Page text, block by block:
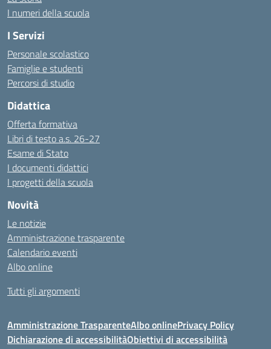
I numeri della scuola
I Servizi
Personale scolastico
Famiglie e studenti
Percorsi di studio
Didattica
Offerta formativa
Libri di testo a.s. 26-27
Esame di Stato
I documenti didattici
I progetti della scuola
Novità
Le notizie
Amministrazione trasparente
Calendario eventi
Albo online
Tutti gli argomenti
Amministrazione TrasparenteAlbo onlinePrivacy Policy
Dichiarazione di accessibilitàObiettivi di accessibilità